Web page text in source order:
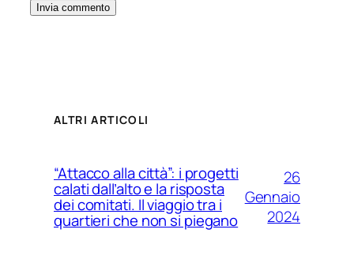
ALTRI ARTICOLI
“Attacco alla città”: i progetti
calati dall’alto e la risposta
dei comitati. Il viaggio tra i
quartieri che non si piegano
26
Gennaio
2024